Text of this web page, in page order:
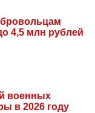
4,5 млн рублей
военных
в 2026 году